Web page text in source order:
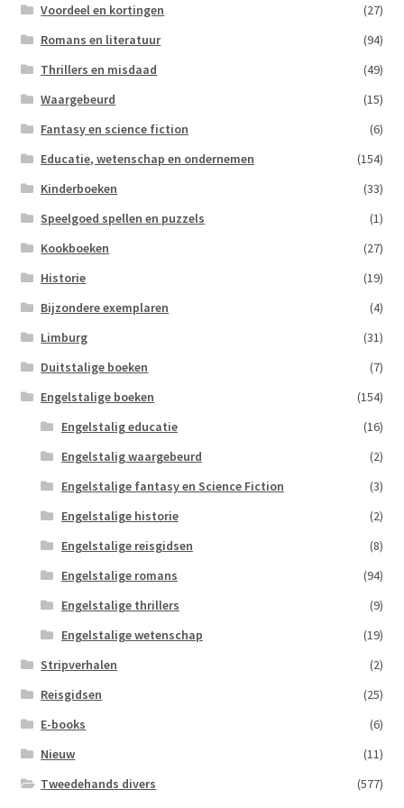
Voordeel en kortingen
(27)
Romans en literatuur
(94)
Thrillers en misdaad
(49)
Waargebeurd
(15)
Fantasy en science fiction
(6)
Educatie, wetenschap en ondernemen
(154)
Kinderboeken
(33)
Speelgoed spellen en puzzels
(1)
Kookboeken
(27)
Historie
(19)
Bijzondere exemplaren
(4)
Limburg
(31)
Duitstalige boeken
(7)
Engelstalige boeken
(154)
Engelstalig educatie
(16)
Engelstalig waargebeurd
(2)
Engelstalige fantasy en Science Fiction
(3)
Engelstalige historie
(2)
Engelstalige reisgidsen
(8)
Engelstalige romans
(94)
Engelstalige thrillers
(9)
Engelstalige wetenschap
(19)
Stripverhalen
(2)
Reisgidsen
(25)
E-books
(6)
Nieuw
(11)
Tweedehands divers
(577)